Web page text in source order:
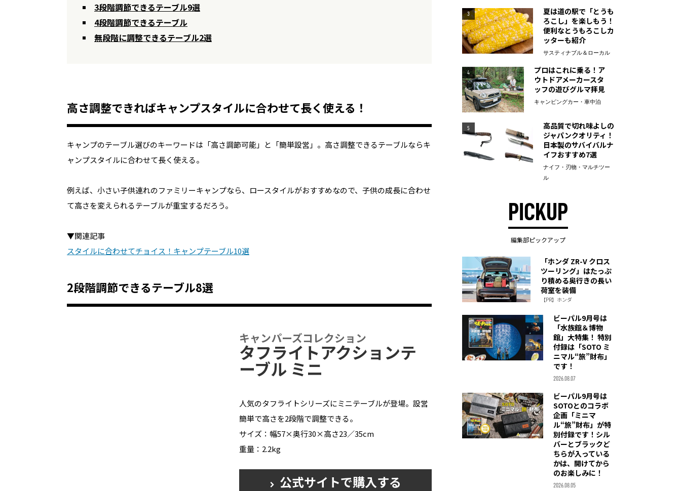
3段階調節できるテーブル9選
4段階調節できるテーブル
無段階に調整できるテーブル2選
高さ調整できればキャンプスタイルに合わせて長く使える！
キャンプのテーブル選びのキーワードは「高さ調節可能」と「簡単設営」。高さ調整できるテーブルならキ
ャンプスタイルに合わせて長く使える。
例えば、小さい子供連れのファミリーキャンプなら、ロースタイルがおすすめなので、子供の成長に合わせ
て高さを変えられるテーブルが重宝するだろう。
▼関連記事
スタイルに合わせてチョイス！キャンプテーブル10選
2段階調節できるテーブル8選
キャンパーズコレクション
タフライトアクションテ
ーブル ミニ
人気のタフライトシリーズにミニテーブルが登場。設営
簡単で高さを2段階で調整できる。
サイズ：幅57×奥行30×高さ23／35cm
重量：2.2kg
公式サイトで購入する
3
夏は道の駅で「とうも
ろこし」を楽しもう！
便利なとうもろこしカ
ッターも紹介
サスティナブル＆ローカル
4
プロはこれに乗る！ア
ウトドアメーカースタ
ッフの遊びグルマ拝見
キャンピングカー・車中泊
5
高品質で切れ味よしの
ジャパンクオリティ！
日本製のサバイバルナ
イフおすすめ7選
ナイフ・刃物・マルチツー
ル
PICKUP
編集部ピックアップ
「ホンダ ZR-V クロス
ツーリング」はたっぷ
り積める奥行きの長い
荷室を装備
【PR】ホンダ
ビーパル9月号は
「水族館＆博物
館」大特集！ 特別
付録は「SOTO ミ
ニマル“旅”財布」
です！
2026.08.07
ビーパル9月号は
SOTOとのコラボ
企画「ミニマ
ル“旅”財布」が特
別付録です！シル
バーとブラックど
ちらが入っている
かは、開けてから
のお楽しみに！
2026.08.05